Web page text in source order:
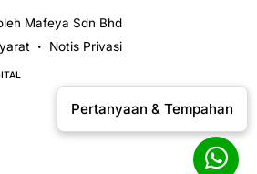
Mafeya Sdn Bhd
• Notis Privasi
Pertanyaan & Tempahan